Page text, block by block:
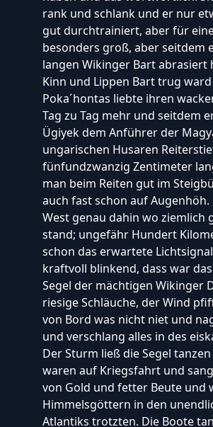
rank und schlank und er nur
gut durchtrainiert, aber für
besonders groß, aber seitdem
langen Wikinger Bart
Kinn und Lippen Bart trug
Poka´hontas liebte ihren
Tag zu Tag mehr und seitdem
Ügiyek dem Anführer der
ungarischen Husaren
fünfundzwanzig Zentimeter
man beim Reiten gut im
auch fast schon auf
West genau dahin wo ziemlich
stand; ungefähr Hundert
schon das erwartete
kraftvoll blinkend, dass war
Segel der mächtigen Wikinger
riesige Schläuche, der Wind
von Bord was nicht niet und
und verschlang alles in des
Der Sturm ließ die Segel
waren auf Kriegsfahrt und
von Gold und fetter Beute und
Himmelsgöttern in den
Atlantiks trotzten. Die Boote